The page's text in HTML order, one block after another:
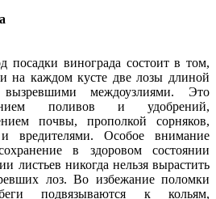
посадки винограда состоит в том,
на каждом кусте две лозы длиной
междоузлиями. Это
поливов и удобрений,
почвы, прополкой сорняков,
вредителями. Особое внимание
в здоровом состоянии
листьев никогда нельзя вырастить
лоз. Во избежание поломки
подвязываются к кольям,